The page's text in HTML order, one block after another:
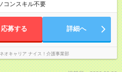
コンスキル不要
応募する 詳細へ
オキャリア ナイス！介護事業部